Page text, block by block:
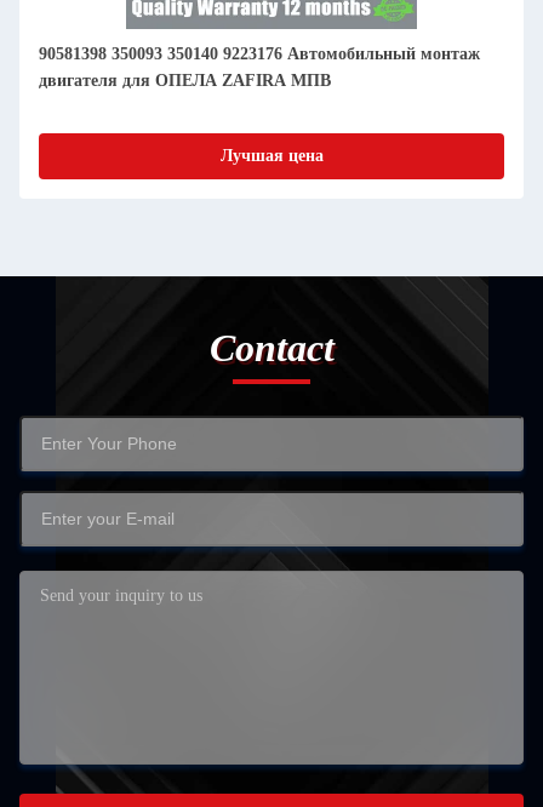
90581398 350093 350140 9223176 Автомобильный монтаж
двигателя для ОПЕЛА ZAFIRA МПВ
Лучшая цена
Contact